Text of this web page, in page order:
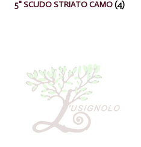
5" SCUDO STRIATO CAMO(4)